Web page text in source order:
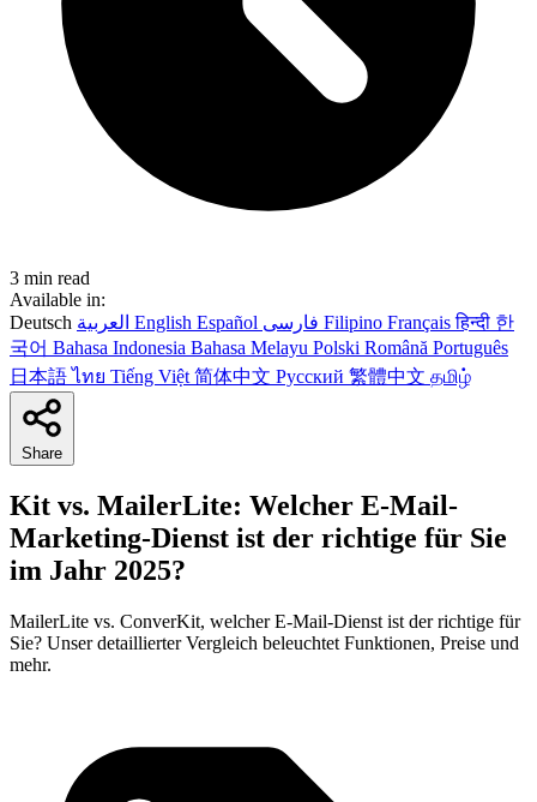
3 min read
Available in:
Deutsch
English Español Filipino Françaisहिन्दी 한
국어 Bahasa Indonesia Bahasa Melayu Polski Română Português
日本語ไทย Tiếng Việt 简体中文 Русский 繁體中文 தமிழ்
Share
Kit vs. MailerLite: Welcher E-Mail-
Marketing-Dienst ist der richtige für Sie
im Jahr 2025?
MailerLite vs. ConverKit, welcher E-Mail-Dienst ist der richtige für
Sie? Unser detaillierter Vergleich beleuchtet Funktionen, Preise und
mehr.